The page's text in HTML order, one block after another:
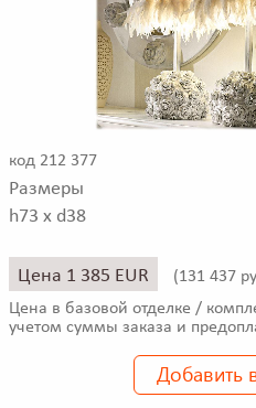
код 212 377
Размеры
h73 x d38
Цена 1 385 EUR (131 437
Цена в базовой отделке /
учетом суммы заказа и
Добавить